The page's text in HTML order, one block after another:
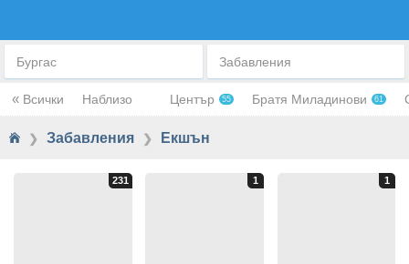
Бургас Забавления
« Всички Наблизо Център 55 Братя Миладинови 61
❯ Забавления ❯ Екшън